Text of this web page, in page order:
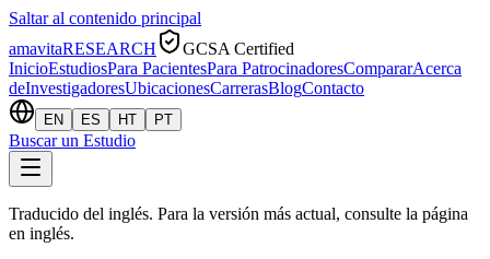
Saltar al contenido principal
amavitaRESEARCH
GCSA Certified
InicioEstudiosPara PacientesPara PatrocinadoresCompararAcerca
deInvestigadoresUbicacionesCarrerasBlogContacto
EN ES HT PT
Buscar un Estudio
Traducido del inglés. Para la versión más actual, consulte la página
en inglés.